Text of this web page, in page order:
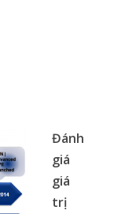
Đánh
giá
giá
trị